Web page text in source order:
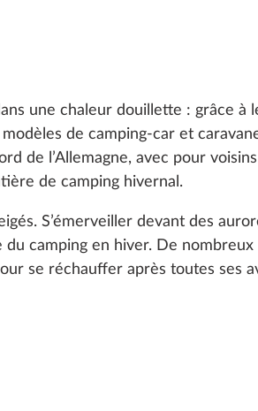
une chaleur douillette : grâce
de camping-car et
de l’Allemagne, avec pour
de camping hivernal.
S’émerveiller devant des
camping en hiver. De
se réchauffer après toutes ses